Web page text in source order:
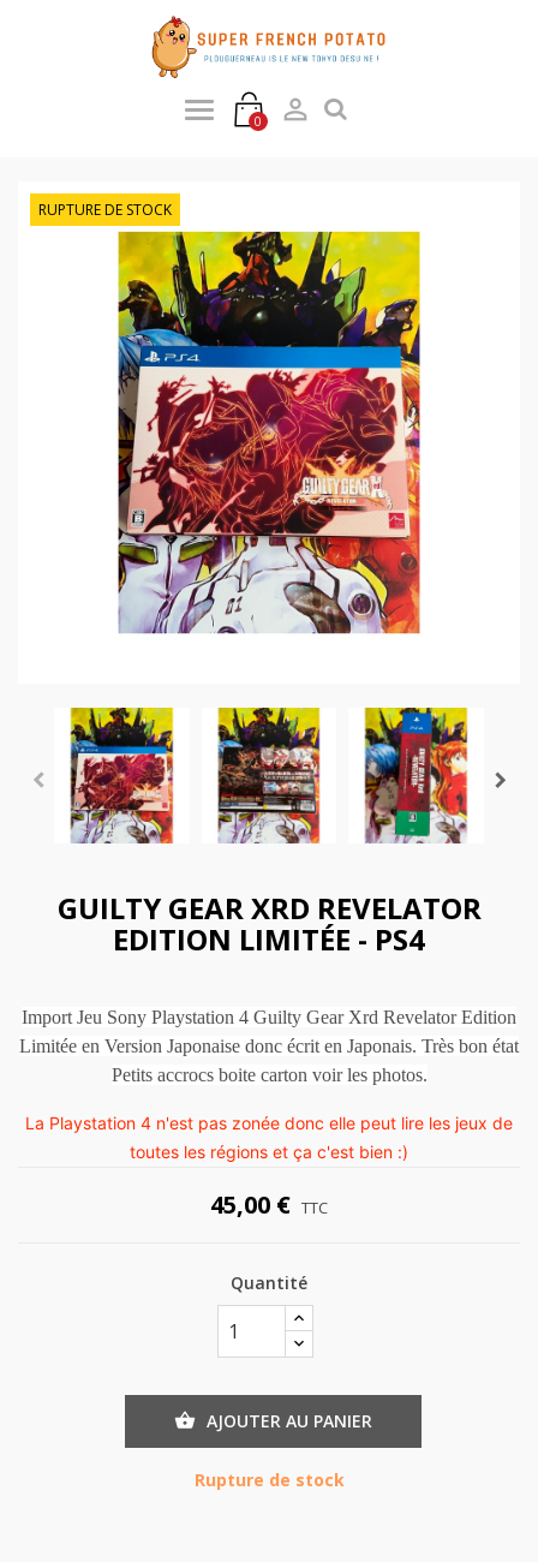
0 
RUPTURE DE STOCK
GUILTY GEAR XRD REVELATOR
EDITION LIMITÉE - PS4
Import Jeu Sony Playstation 4 Guilty Gear Xrd Revelator Edition
Limitée en Version Japonaise donc écrit en Japonais. Très bon état
Petits accrocs boite carton voir les photos.
La Playstation 4 n'est pas zonée donc elle peut lire les jeux de
toutes les régions et ça c'est bien :)
45,00 € TTC
Quantité
 AJOUTER AU PANIER
Rupture de stock